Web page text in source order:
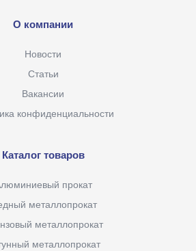
О компании
Новости
Статьи
Вакансии
конфиденциальности
Каталог товаров
прокат
металлопрокат
металлопрокат
металлопрокат